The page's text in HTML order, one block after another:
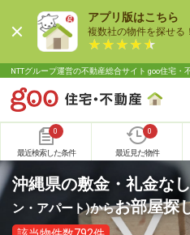
アプリ版はこちら
複数社の物件を探せる！
NTTグループ運営の不動産総合サイト goo住宅・
0
最近検索した条件
0
最近見た物件
沖縄県の敷金・礼金な
ン・アパート)からお部屋探